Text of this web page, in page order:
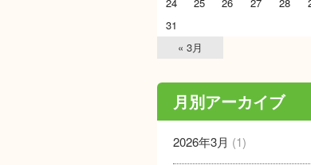
31
« 3月
月別アーカイブ
2026年3月 (1)